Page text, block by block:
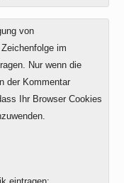
von
im
Nur wenn die
der Kommentar
Ihr Browser Cookies